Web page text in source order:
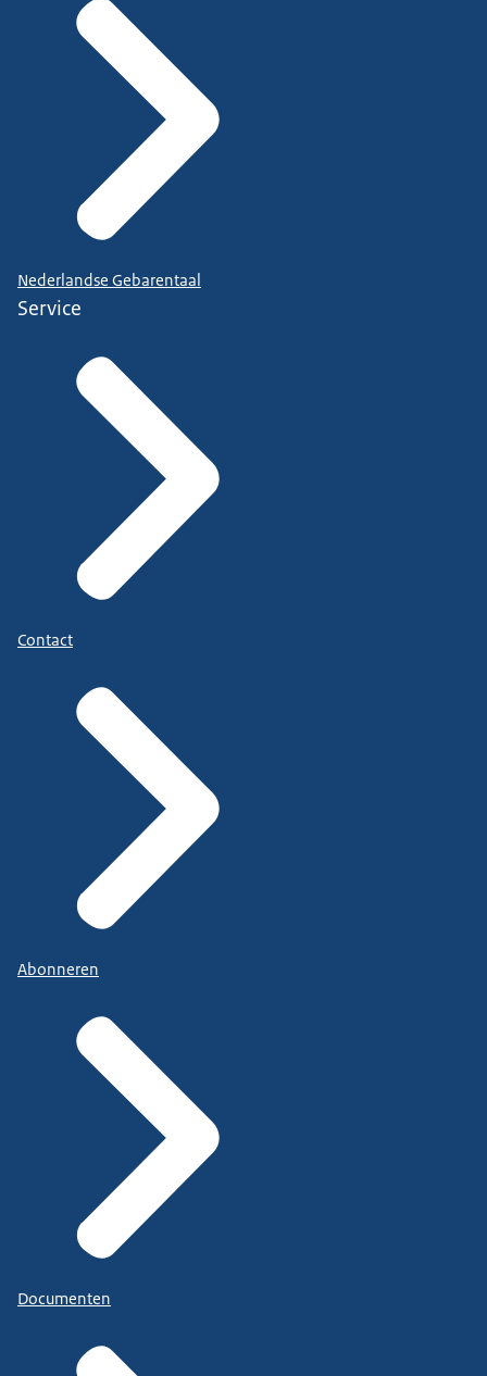
Nederlandse Gebarentaal
Service
Contact
Abonneren
Documenten